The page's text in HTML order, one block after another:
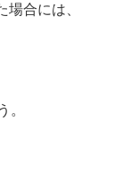
合には、
。